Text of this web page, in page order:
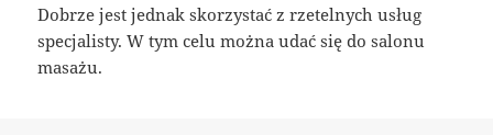
Dobrze jest jednak skorzystać z rzetelnych usług
specjalisty. W tym celu można udać się do salonu
masażu.